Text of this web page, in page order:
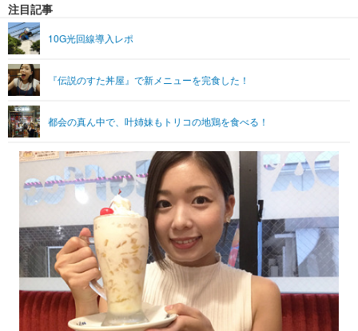
音楽
ライフ
ペット ショッピング
その他
リリース一覧
プッシュ通知の停止方法
注目記事
10G光回線導入レポ
『伝説のすた丼屋』で新メニューを完食した！
都会の真ん中で、叶姉妹もトリコの地鶏を食べる！